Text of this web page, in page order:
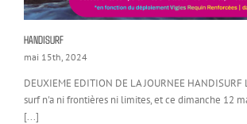
HANDISURF
mai 15th, 2024
DEUXIEME EDITION DE LA JOURNEE
surf n'a ni frontières ni limites, et ce dimanche 12
[...]